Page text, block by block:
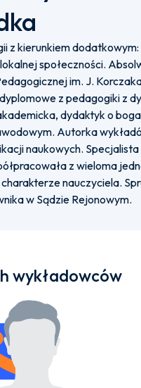
z kierunkiem
społeczności.
im. J.
z pedagogiki z
dydaktyk o
Autorka
naukowych.
z wieloma
nauczyciela.
w Sądzie Rejonowym.
wykładowców